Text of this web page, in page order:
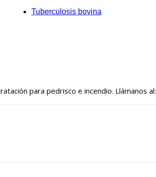
Tuberculosis bovina
para pedrisco e incendio. Llámanos al: